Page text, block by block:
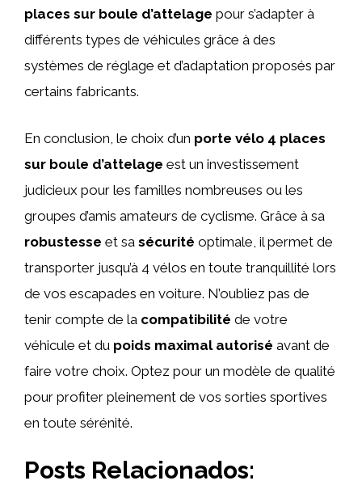
places sur boule d’attelage pour s’adapter à
différents types de véhicules grâce à des
systèmes de réglage et d’adaptation proposés par
certains fabricants.
En conclusion, le choix d’un porte vélo 4 places
sur boule d’attelage est un investissement
judicieux pour les familles nombreuses ou les
groupes d’amis amateurs de cyclisme. Grâce à sa
robustesse et sa sécurité optimale, il permet de
transporter jusqu’à 4 vélos en toute tranquillité lors
de vos escapades en voiture. N’oubliez pas de
tenir compte de la compatibilité de votre
véhicule et du poids maximal autorisé avant de
faire votre choix. Optez pour un modèle de qualité
pour profiter pleinement de vos sorties sportives
en toute sérénité.
Posts Relacionados: